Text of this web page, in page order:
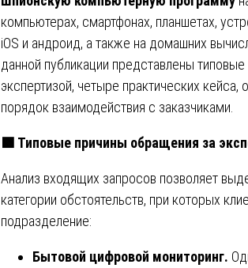
компьютерах, смартфонах, планшетах,
iOS и андроид, а также на домашних
данной публикации представлены
экспертизой, четыре практических
порядок взаимодействия с заказчиками.
🟩 Типовые причины обращения за
Анализ входящих запросов позволяет
категории обстоятельств, при которых
подразделение:
Бытовой цифровой мониторинг.